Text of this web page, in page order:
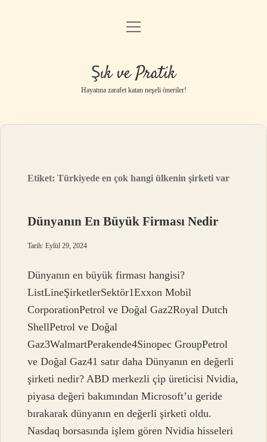
Anasayfa
Yasal Uyarı
menüyü
Şık ve Pratik
Hayatına zarafet katan neşeli öneriler!
Etiket:Türkiyede en çok hangi ülkenin şirketi var
Dünyanın En Büyük Firması Nedir
Tarih: Eylül 29, 2024
Dünyanın en büyük firması hangisi?
ListLineŞirketlerSektör1Exxon Mobil
CorporationPetrol ve Doğal Gaz2Royal Dutch
ShellPetrol ve Doğal
Gaz3WalmartPerakende4Sinopec GroupPetrol
ve Doğal Gaz41 satır daha Dünyanın en değerli
şirketi nedir? ABD merkezli çip üreticisi Nvidia,
piyasa değeri bakımından Microsoft’u geride
bırakarak dünyanın en değerli şirketi oldu.
Nasdaq borsasında işlem gören Nvidia hisseleri